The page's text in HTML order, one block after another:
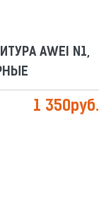
AWEI N1,
1 350руб.